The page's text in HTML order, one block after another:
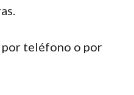
por teléfono o por